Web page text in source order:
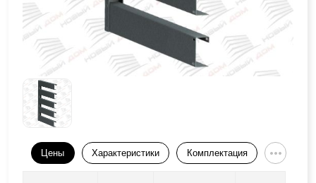
Цены Характеристики Комплектация